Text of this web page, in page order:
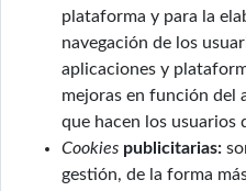
plataforma y para la
navegación de los
aplicaciones y
mejoras en función del
que hacen los usuarios
Cookies publicitarias:
gestión, de la forma